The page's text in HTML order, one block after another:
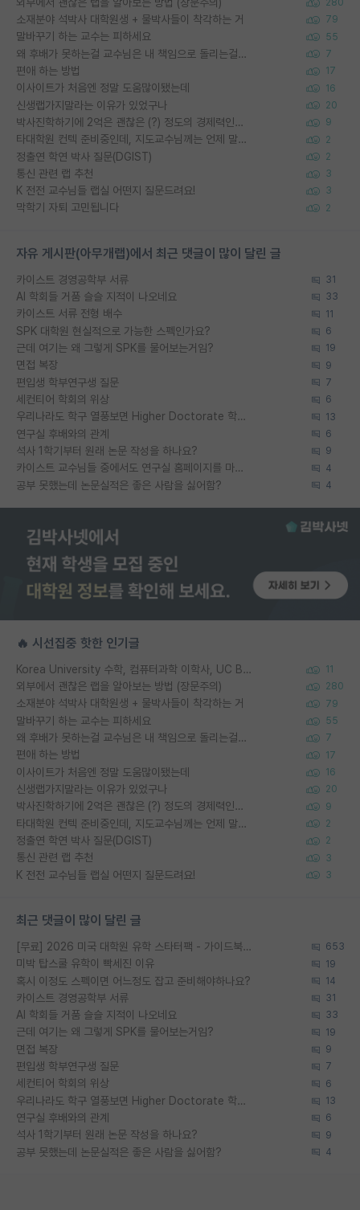
280
소재분야 석박사 대학원생 + 물박사들이 착각하는 거 79
말바꾸기 하는 교수는 피하세요 55
왜 후배가 못하는걸 교수님은 내 책임으로 돌리는걸까요? 7
편애 하는 방법 17
이사이트가 처음엔 정말 도움많이됐는데 16
신생랩가지말라는 이유가 있었구나 20
박사진학하기에 2억은 괜찮은 (?) 정도의 경제력인가요 9
타대학원 컨텍 준비중인데, 지도교수님께는 언제 말씀드려야 할까요? 2
정출연 학연 박사 질문(DGIST) 2
통신 관련 랩 추천 3
K 전전 교수님들 랩실 어떤지 질문드려요! 3
막학기 자퇴 고민됩니다 2
자유 게시판(아무개랩)에서 최근 댓글이 많이 달린 글
카이스트 경영공학부 서류 31
AI 학회들 거품 슬슬 지적이 나오네요 33
카이스트 서류 전형 배수 11
SPK 대학원 현실적으로 가능한 스펙인가요? 6
근데 여기는 왜 그렇게 SPK를 물어보는거임? 19
면접 복장 9
편입생 학부연구생 질문 7
세컨티어 학회의 위상 6
우리나라도 학구 열풍보면 Higher Doctorate 학위가 필요하다고 봅니다. 13
연구실 후배와의 관계 6
석사 1학기부터 원래 논문 작성을 하나요? 9
카이스트 교수님들 중에서도 연구실 홈페이지를 마련 안 하신 분들이 계시던데 4
공부 못했는데 논문실적은 좋은 사람을 싫어함? 4
🔥 시선집중 핫한 인기글
Korea University 수학, 컴퓨터과학 이학사, UC Berkeley 산업공학 대학원 공학박사가 되는 것은 쉽지 않겠죠? 11
외부에서 괜찮은 랩을 알아보는 방법 (장문주의) 280
소재분야 석박사 대학원생 + 물박사들이 착각하는 거 79
말바꾸기 하는 교수는 피하세요 55
왜 후배가 못하는걸 교수님은 내 책임으로 돌리는걸까요? 7
편애 하는 방법 17
이사이트가 처음엔 정말 도움많이됐는데 16
신생랩가지말라는 이유가 있었구나 20
박사진학하기에 2억은 괜찮은 (?) 정도의 경제력인가요 9
타대학원 컨텍 준비중인데, 지도교수님께는 언제 말씀드려야 할까요? 2
정출연 학연 박사 질문(DGIST) 2
통신 관련 랩 추천 3
K 전전 교수님들 랩실 어떤지 질문드려요! 3
최근 댓글이 많이 달린 글
[무료] 2026 미국 대학원 유학 스타터팩 - 가이드북 & 합격자 컨택메일 템플릿 653
미박 탑스쿨 유학이 빡세진 이유 19
혹시 이정도 스펙이면 어느정도 잡고 준비해야하나요? 14
카이스트 경영공학부 서류 31
AI 학회들 거품 슬슬 지적이 나오네요 33
근데 여기는 왜 그렇게 SPK를 물어보는거임? 19
면접 복장 9
편입생 학부연구생 질문 7
세컨티어 학회의 위상 6
우리나라도 학구 열풍보면 Higher Doctorate 학위가 필요하다고 봅니다. 13
연구실 후배와의 관계 6
석사 1학기부터 원래 논문 작성을 하나요? 9
공부 못했는데 논문실적은 좋은 사람을 싫어함? 4